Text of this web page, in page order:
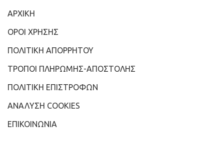
ΑΡΧΙΚΗ
ΟΡΟΙ ΧΡΗΣΗΣ
ΠΟΛΙΤΙΚΗ ΑΠΟΡΡΗΤΟΥ
ΤΡΟΠΟΙ ΠΛΗΡΩΜΗΣ-ΑΠΟΣΤΟΛΗΣ
ΠΟΛΙΤΙΚΗ ΕΠΙΣΤΡΟΦΩΝ
ΑΝΑΛΥΣΗ COOKIES
ΕΠΙΚΟΙΝΩΝΙΑ